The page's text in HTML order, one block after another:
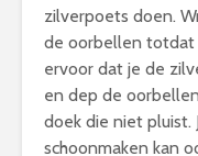
zilverpoets doen.
de oorbellen totdat
ervoor dat je de
en dep de
doek die niet pluist.
schoonmaken kan